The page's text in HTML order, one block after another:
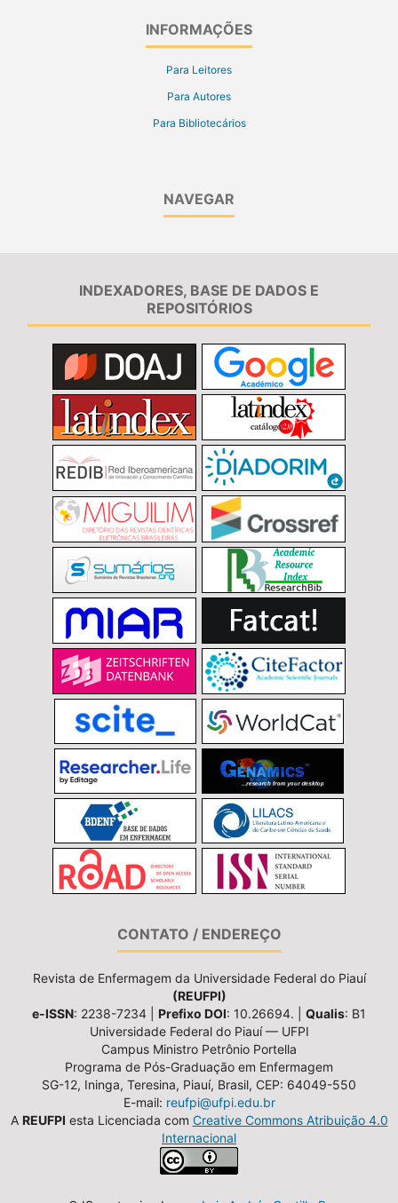
INFORMAÇÕES
Para Leitores
Para Autores
Para Bibliotecários
NAVEGAR
INDEXADORES, BASE DE DADOS E
REPOSITÓRIOS
CONTATO / ENDEREÇO
Revista de Enfermagem da Universidade Federal do Piauí
(REUFPI)
e-ISSN: 2238-7234 | Prefixo DOI: 10.26694. | Qualis: B1
Universidade Federal do Piauí — UFPI
Campus Ministro Petrônio Portella
Programa de Pós-Graduação em Enfermagem
SG-12, Ininga, Teresina, Piauí, Brasil, CEP: 64049-550
E-mail: reufpi@ufpi.edu.br
A REUFPI esta Licenciada com Creative Commons Atribuição 4.0
Internacional